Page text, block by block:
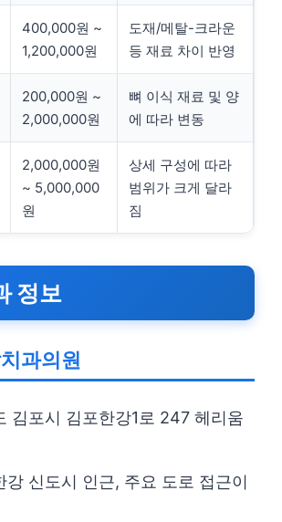
400,000원 ~
1,200,000원
도재/메탈-크라운
등 재료 차이 반영
200,000원 ~
2,000,000원
뼈 이식 재료 및 양
에 따라 변동
2,000,000원
~ 5,000,000
원
상세 구성에 따라
범위가 크게 달라
짐
정보
과의원
김포시 김포한강1로 247 헤리움
강 신도시 인근, 주요 도로 접근이